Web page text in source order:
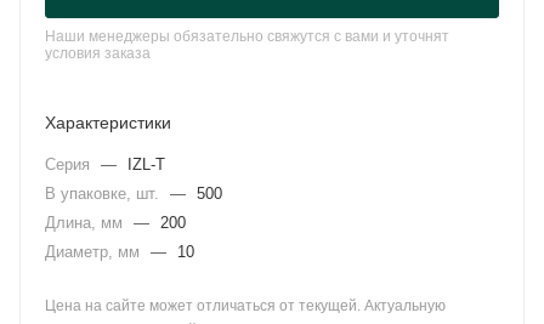
Наши менеджеры обязательно свяжутся с вами и уточнят
условия заказа
Характеристики
Серия —
IZL-T
В упаковке, шт.
— 500
Длина, мм
— 200
Диаметр, мм
— 10
Цена на сайте может отличаться от текущей. Актуальную